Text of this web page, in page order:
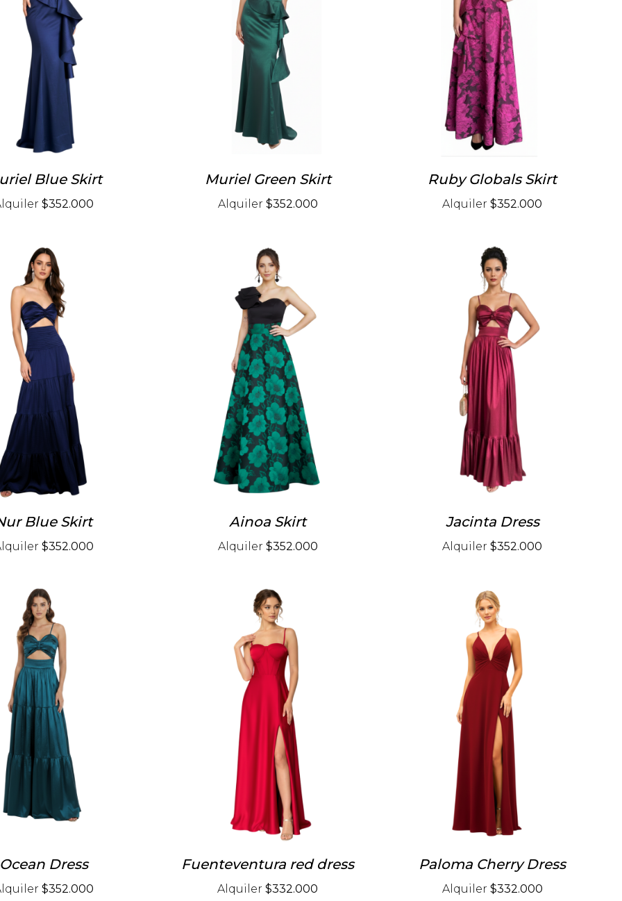
Blue Skirt
$352.000
Muriel Green Skirt
Alquiler $352.000
Ruby Globals Skirt
Alquiler$352.000
Blue Skirt
$352.000
Ainoa Skirt
Alquiler $352.000
Jacinta Dress
Alquiler$352.000
Dress
$352.000
Fuenteventura red dress
Alquiler$332.000
Paloma Cherry Dress
Alquiler $332.000